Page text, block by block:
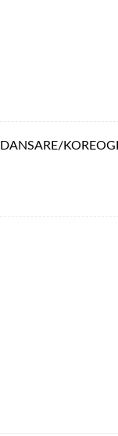
DANSARE/